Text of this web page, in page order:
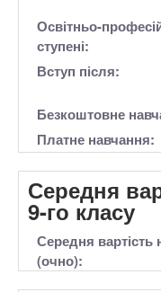
Освітньо-
ступені:
Вступ після:
Безкоштовне
Платне навчання:
Середня
9-го класу
Середня вартість
(очно):